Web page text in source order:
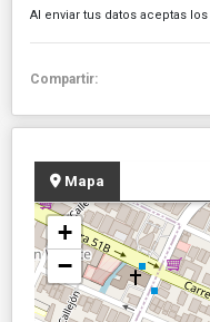
Al enviar tus datos aceptas los
Compartir:
Mapa
+
−